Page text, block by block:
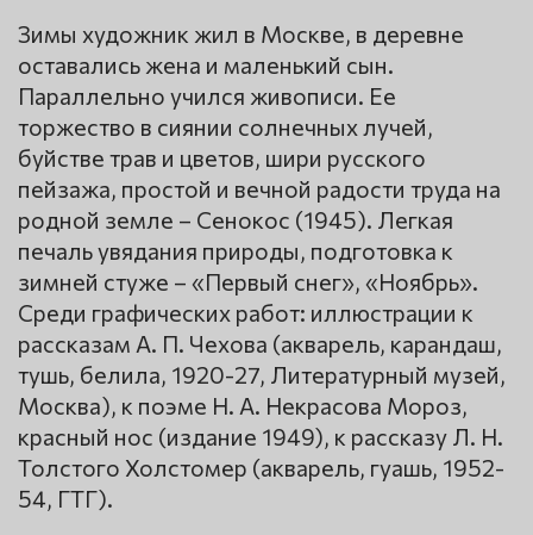
Зимы художник жил в Москве, в деревне
оставались жена и маленький сын.
Параллельно учился живописи. Ее
торжество в сиянии солнечных лучей,
буйстве трав и цветов, шири русского
пейзажа, простой и вечной радости труда на
родной земле – Сенокос (1945). Легкая
печаль увядания природы, подготовка к
зимней стуже – «Первый снег», «Ноябрь».
Среди графических работ: иллюстрации к
рассказам А. П. Чехова (акварель, карандаш,
тушь, белила, 1920-27, Литературный музей,
Москва), к поэме Н. А. Некрасова Мороз,
красный нос (издание 1949), к рассказу Л. Н.
Толстого Холстомер (акварель, гуашь, 1952-
54, ГТГ).